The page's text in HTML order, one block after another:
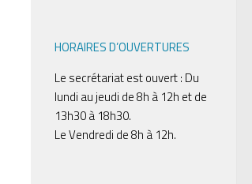
HORAIRES D’OUVERTURES
Le secrétariat est ouvert : Du
lundi au jeudi de 8h à 12h et de
13h30 à 18h30.
Le Vendredi de 8h à 12h.